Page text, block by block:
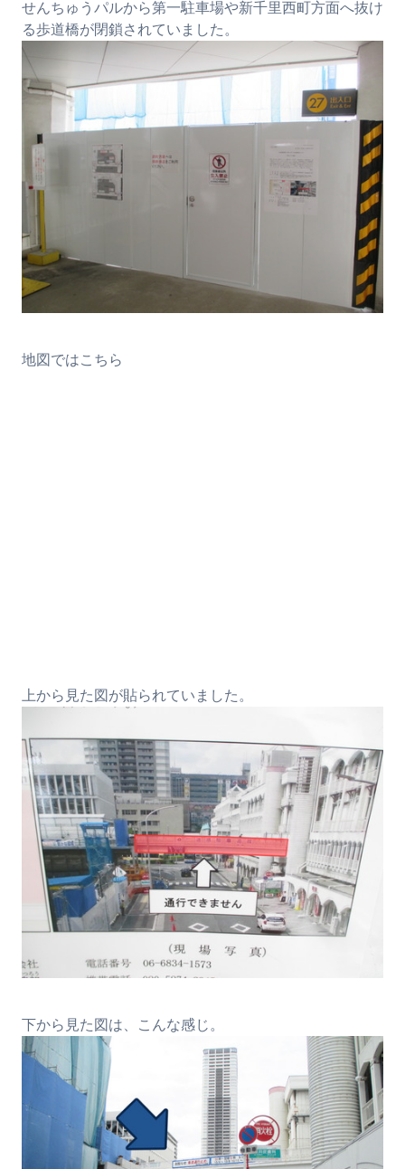
せんちゅうパルから第一駐車場や新千里西町方面へ抜け
る歩道橋が閉鎖されていました。
地図ではこちら
上から見た図が貼られていました。
下から見た図は、こんな感じ。